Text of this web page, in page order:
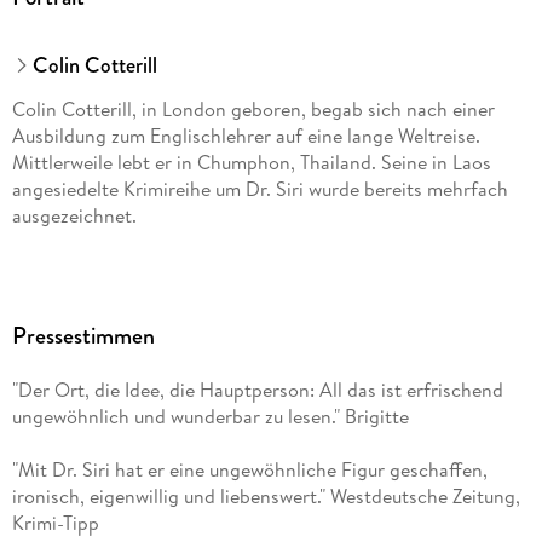
Colin Cotterill
Colin Cotterill, in London geboren, begab sich nach einer
Ausbildung zum Englischlehrer auf eine lange Weltreise.
Mittlerweile lebt er in Chumphon, Thailand. Seine in Laos
angesiedelte Krimireihe um Dr. Siri wurde bereits mehrfach
ausgezeichnet.
Pressestimmen
"Der Ort, die Idee, die Hauptperson: All das ist erfrischend
ungewöhnlich und wunderbar zu lesen." Brigitte
"Mit Dr. Siri hat er eine ungewöhnliche Figur geschaffen,
ironisch, eigenwillig und liebenswert." Westdeutsche Zeitung,
Krimi-Tipp